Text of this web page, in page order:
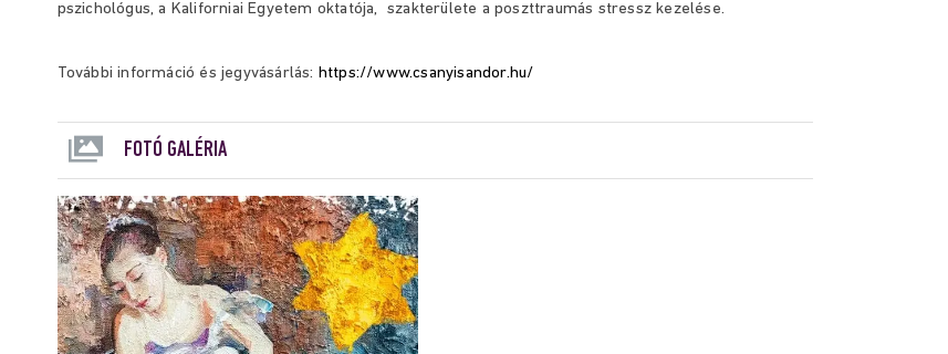
pszichológus, a Kaliforniai Egyetem oktatója, szakterülete a poszttraumás stressz kezelése.
További információ és jegyvásárlás: https://www.csanyisandor.hu/
FOTÓ GALÉRIA